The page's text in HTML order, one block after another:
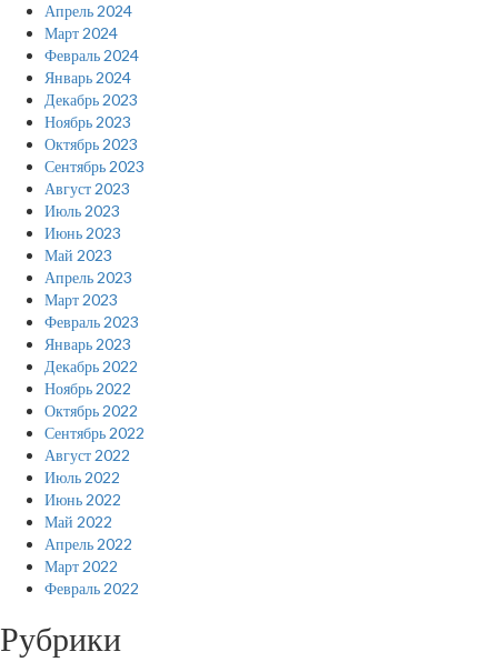
Апрель 2024
Март 2024
Февраль 2024
Январь 2024
Декабрь 2023
Ноябрь 2023
Октябрь 2023
Сентябрь 2023
Август 2023
Июль 2023
Июнь 2023
Май 2023
Апрель 2023
Март 2023
Февраль 2023
Январь 2023
Декабрь 2022
Ноябрь 2022
Октябрь 2022
Сентябрь 2022
Август 2022
Июль 2022
Июнь 2022
Май 2022
Апрель 2022
Март 2022
Февраль 2022
Рубрики